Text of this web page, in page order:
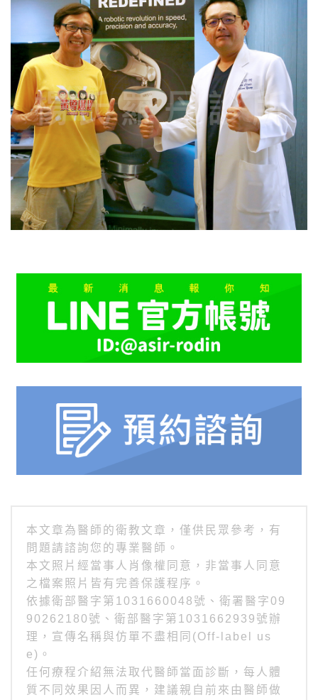
本文章為醫師的衛教文章，僅供民眾參考，有
問題請諮詢您的專業醫師。
本文照片經當事人肖像權同意，非當事人同意
之檔案照片皆有完善保護程序。
依據衛部醫字第1031660048號、衛署醫字09
90262180號、衛部醫字第1031662939號辦
理，宣傳名稱與仿單不盡相同(Off-label us
e)。
任何療程介紹無法取代醫師當面診斷，每人體
質不同效果因人而異，建議親自前來由醫師做